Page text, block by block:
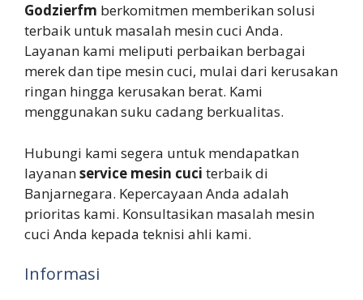
Godzierfm berkomitmen memberikan solusi
terbaik untuk masalah mesin cuci Anda.
Layanan kami meliputi perbaikan berbagai
merek dan tipe mesin cuci, mulai dari kerusakan
ringan hingga kerusakan berat. Kami
menggunakan suku cadang berkualitas.
Hubungi kami segera untuk mendapatkan
layananservice mesin cuci terbaik di
Banjarnegara. Kepercayaan Anda adalah
prioritas kami. Konsultasikan masalah mesin
cuci Anda kepada teknisi ahli kami.
Informasi